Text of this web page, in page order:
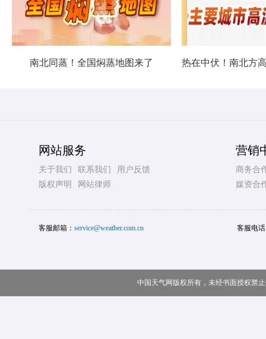
南北同蒸！全国焖蒸地图来了
网站服务
关于我们 联系我们
用户反馈
版权声明
网站律师
营销
商务合
媒资合
客服邮箱： service@weather.com.cn 客服电
中国天气网版权所有，未经书面授权